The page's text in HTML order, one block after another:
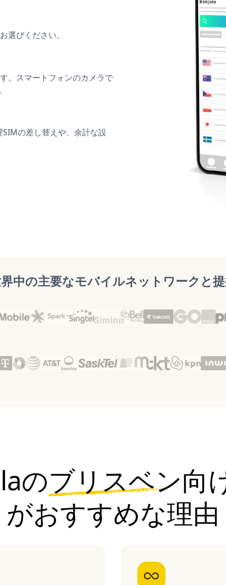
選びください。
。スマートフォンのカメラで
の差し替えや、余計な設
中の主要なモバイルネットワークと
のブリスベン向
がおすすめな理由